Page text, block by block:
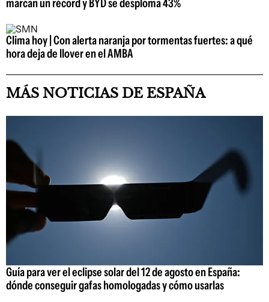
marcan un récord y BYD se desploma 43%
Clima hoy | Con alerta naranja por tormentas fuertes: a qué
hora deja de llover en el AMBA
MÁS NOTICIAS DE ESPAÑA
Guía para ver el eclipse solar del 12 de agosto en España:
dónde conseguir gafas homologadas y cómo usarlas